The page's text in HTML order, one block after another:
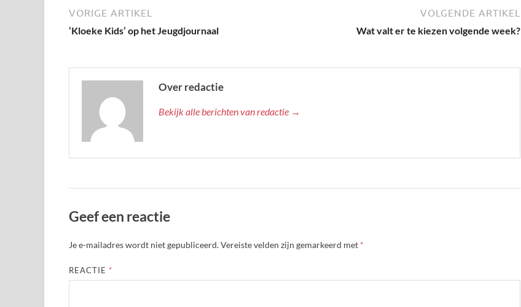
VORIGE ARTIKEL
‘Kloeke Kids’ op het Jeugdjournaal
VOLGENDE ARTIKEL
Wat valt er te kiezen volgende week?
Over redactie
Bekijk alle berichten van redactie →
Geef een reactie
Je e-mailadres wordt niet gepubliceerd.Vereiste velden zijn gemarkeerd met *
REACTIE *